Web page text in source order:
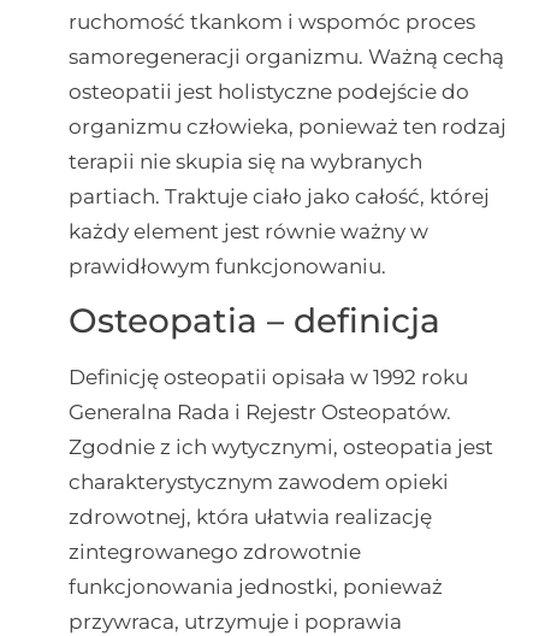
ruchomość tkankom i wspomóc proces
samoregeneracji organizmu. Ważną cechą
osteopatii jest holistyczne podejście do
organizmu człowieka, ponieważ ten rodzaj
terapii nie skupia się na wybranych
partiach. Traktuje ciało jako całość, której
każdy element jest równie ważny w
prawidłowym funkcjonowaniu.
Osteopatia – definicja
Definicję osteopatii opisała w 1992 roku
Generalna Rada i Rejestr Osteopatów.
Zgodnie z ich wytycznymi, osteopatia jest
charakterystycznym zawodem opieki
zdrowotnej, która ułatwia realizację
zintegrowanego zdrowotnie
funkcjonowania jednostki, ponieważ
przywraca, utrzymuje i poprawia